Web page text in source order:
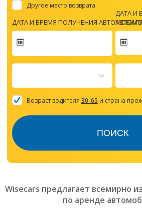
Другое место возврата
ДАТА И ВРЕМЯ ПОЛУЧЕНИЯ
forward
with
the
and
mark
ДАТА И
Возраст водителя 30-65 и страна
ПОИСК
Wisecars предлагает всемирно
по аренде